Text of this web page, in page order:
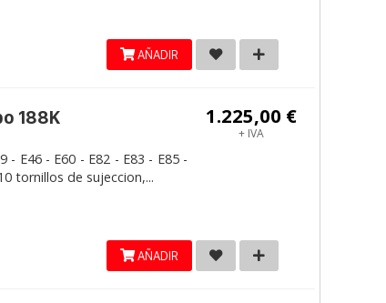
AÑADIR
1.225,00 €
+ IVA
188K
- E46 - E60 - E82 - E83 - E85 -
tornillos de sujeccion,...
AÑADIR